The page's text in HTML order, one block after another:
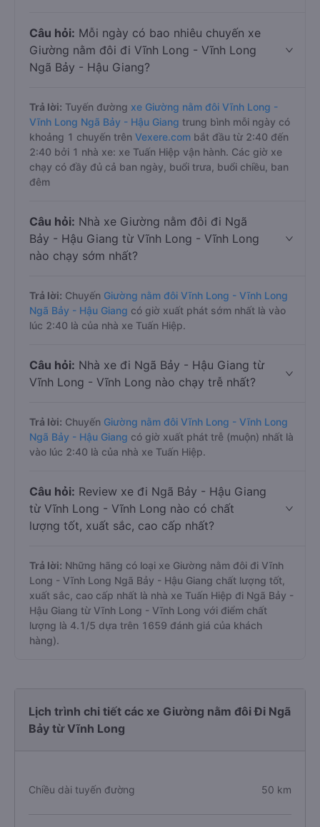
Câu hỏi: Mỗi ngày có bao nhiêu chuyến xe
Giường nằm đôi đi Vĩnh Long - Vĩnh Long
Ngã Bảy - Hậu Giang?
Trả lời: Tuyến đường xe Giường nằm đôi Vĩnh Long -
Vĩnh Long Ngã Bảy - Hậu Giang trung bình mỗi ngày có
khoảng 1 chuyến trên Vexere.com bắt đầu từ 2:40 đến
2:40 bởi 1 nhà xe: xe Tuấn Hiệp vận hành. Các giờ xe
chạy có đầy đủ cả ban ngày, buổi trưa, buổi chiều, ban
đêm
Câu hỏi: Nhà xe Giường nằm đôi đi Ngã
Bảy - Hậu Giang từ Vĩnh Long - Vĩnh Long
nào chạy sớm nhất?
Trả lời: Chuyến Giường nằm đôi Vĩnh Long - Vĩnh Long
Ngã Bảy - Hậu Giang có giờ xuất phát sớm nhất là vào
lúc 2:40 là của nhà xe Tuấn Hiệp.
Câu hỏi: Nhà xe đi Ngã Bảy - Hậu Giang từ
Vĩnh Long - Vĩnh Long nào chạy trễ nhất?
Trả lời: Chuyến Giường nằm đôi Vĩnh Long - Vĩnh Long
Ngã Bảy - Hậu Giang có giờ xuất phát trễ (muộn) nhất là
vào lúc 2:40 là của nhà xe Tuấn Hiệp.
Câu hỏi: Review xe đi Ngã Bảy - Hậu Giang
từ Vĩnh Long - Vĩnh Long nào có chất
lượng tốt, xuất sắc, cao cấp nhất?
Trả lời: Những hãng có loại xe Giường nằm đôi đi Vĩnh
Long - Vĩnh Long Ngã Bảy - Hậu Giang chất lượng tốt,
xuất sắc, cao cấp nhất là nhà xe Tuấn Hiệp đi Ngã Bảy -
Hậu Giang từ Vĩnh Long - Vĩnh Long với điểm chất
lượng là 4.1/5 dựa trên 1659 đánh giá của khách
hàng).
Lịch trình chi tiết các xe Giường nằm đôi Đi Ngã
Bảy từ Vĩnh Long
Chiều dài tuyến đường 50 km